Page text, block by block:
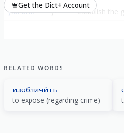
уличи́ть
у- establish the
Get the Dict+ Account
RELATED WORDS
изобличи́ть
to expose (regarding crime)